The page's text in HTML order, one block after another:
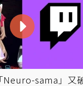
Neuro-sama」又